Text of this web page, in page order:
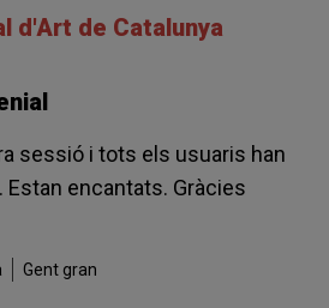
d'Art de Catalunya
sessió i tots els usuaris han
encantats. Gràcies
Gent gran